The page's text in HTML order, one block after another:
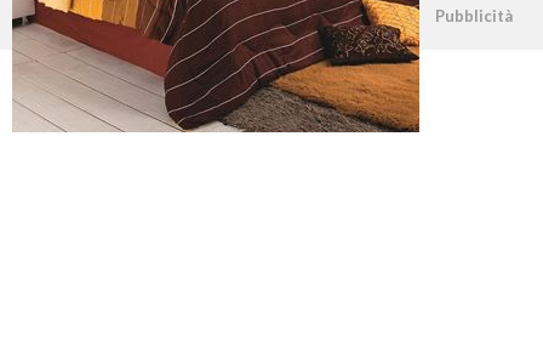
©2026 - casapratica.net - p.iva 03338800984 Pubblicità